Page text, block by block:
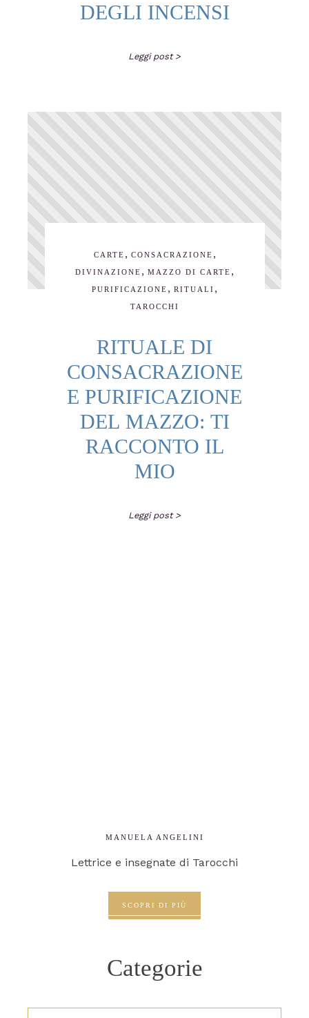
DEGLI INCENSI
Leggi post >
CARTE , CONSACRAZIONE ,
DIVINAZIONE , MAZZO DI CARTE ,
PURIFICAZIONE , RITUALI ,
TAROCCHI
RITUALE DI
CONSACRAZIONE
E PURIFICAZIONE
DEL MAZZO: TI
RACCONTO IL
MIO
Leggi post >
MANUELA ANGELINI
Lettrice e insegnate di Tarocchi
SCOPRI DI PIÙ
Categorie